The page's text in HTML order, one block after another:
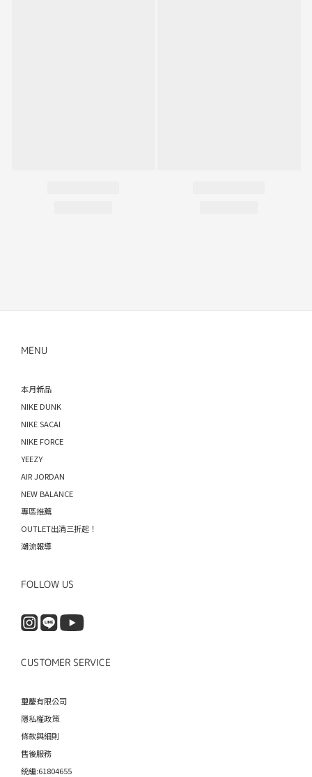
MENU
本月新品
NIKE DUNK
NIKE SACAI
NIKE FORCE
YEEZY
AIR JORDAN
NEW BALANCE
專區推薦
OUTLET出清三折起！
潮流報導
FOLLOW US
CUSTOMER SERVICE
璽慶有限公司
隱私權政策
條款與細則
售後服務
統編:61804655